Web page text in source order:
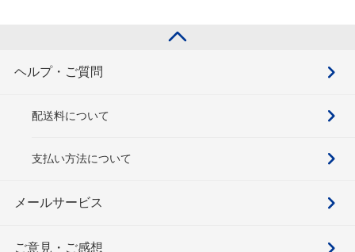
ヘルプ・ご質問
配送料について
支払い方法について
メールサービス
ご意見・ご感想